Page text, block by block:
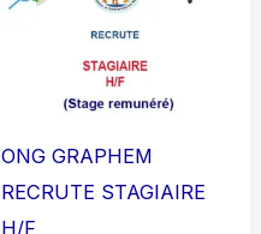
ONG GRAPHEM
RECRUTE STAGIAIRE
H/F